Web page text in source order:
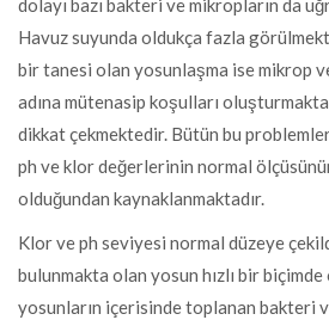
dolayı bazı bakteri ve mikropların da
Havuz suyunda oldukça fazla
bir tanesi olan yosunlaşma ise mikrop
adına mütenasip koşulları
dikkat çekmektedir. Bütün bu
ph ve klor değerlerinin normal
olduğundan kaynaklanmaktadır.
Klor ve ph seviyesi normal düzeye
bulunmakta olan yosun hızlı bir
yosunların içerisinde toplanan bakteri